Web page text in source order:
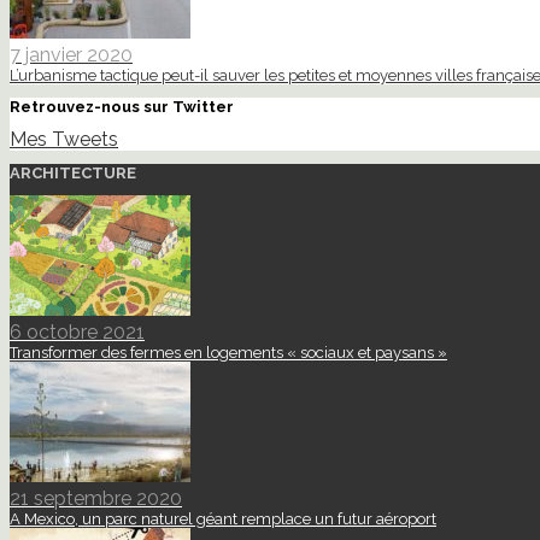
7 janvier 2020
L’urbanisme tactique peut-il sauver les petites et moyennes villes
Retrouvez-nous sur Twitter
Mes Tweets
ARCHITECTURE
6 octobre 2021
Transformer des fermes en logements « sociaux et paysans »
21 septembre 2020
A Mexico, un parc naturel géant remplace un futur aéroport